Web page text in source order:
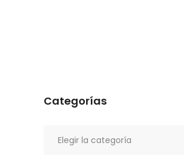
Categorías